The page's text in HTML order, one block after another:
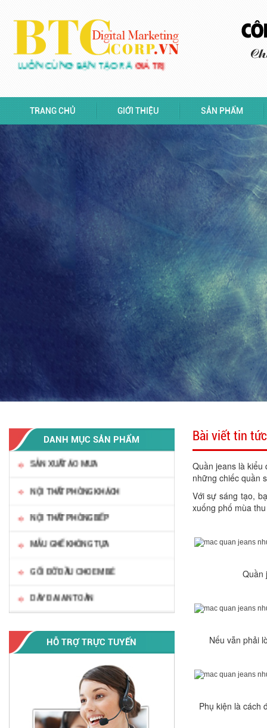
LUÔN CÙNG BẠN TẠO RAGIÁ TRỊ
TRANG CHỦ GIỚI THIỆU SẢN PHẨM
DANH MỤC SẢN PHẨM
SẢN XUẤT ÁO MƯA
NỘI THẤT PHÒNG KHÁCH
NỘI THẤT PHÒNG BẾP
MẪU GHẾ KHÔNG TỰA
GỐI ĐỠ ĐẦU CHO EM BÉ
DÂY ĐAI AN TOÀN
HỖ TRỢ TRỰC TUYẾN
Bài viết tin
Quần jeans là
những chiếc quần
Với sự sáng tạo,
xuống phố mùa
Quần
Nếu vẫn phải
Phụ kiện là cách